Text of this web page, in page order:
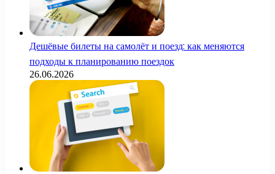
Дешёвые билеты на самолёт и поезд: как меняются
подходы к планированию поездок
26.06.2026